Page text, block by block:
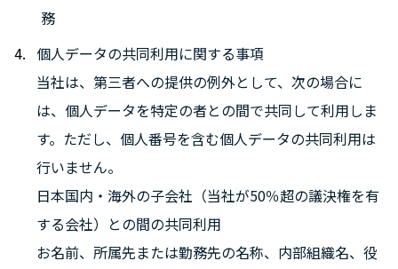
務
個人データの共同利用に関する事項
当社は、第三者への提供の例外として、次の場合に
は、個人データを特定の者との間で共同して利用しま
す。ただし、個人番号を含む個人データの共同利用は
行いません。
日本国内・海外の子会社（当社が50％超の議決権を有
する会社）との間の共同利用
お名前、所属先または勤務先の名称、内部組織名、役